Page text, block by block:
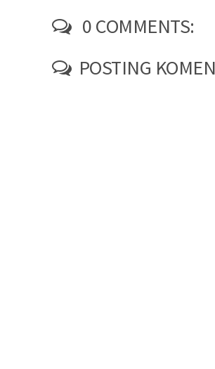
0 COMMENTS:
POSTING